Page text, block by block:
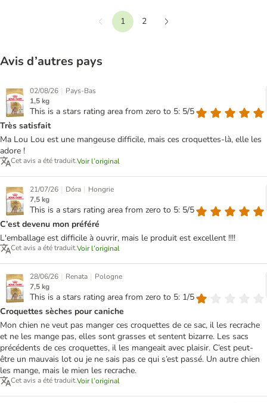
Précédent
1
2
Avis d’autres pays
02/08/26 | Pays-Bas
1,5 kg
This is a stars rating area from zero to 5: 5/5
Très satisfait
Ma Lou Lou est une mangeuse difficile, mais ces croquettes-là, elle les
adore !
Cet avis a été traduit.Voir l’original
21/07/26 | Dóra | Hongrie
7,5 kg
This is a stars rating area from zero to 5: 5/5
C’est devenu mon préféré
L'emballage est difficile à ouvrir, mais le produit est excellent !!!!
Cet avis a été traduit.Voir l’original
28/06/26 | Renata | Pologne
7,5 kg
This is a stars rating area from zero to 5: 1/5
Croquettes sèches pour caniche
Mon chien ne veut pas manger ces croquettes de ce sac, il les recrache
et ne les mange pas, elles sont grasses et sentent bizarre. Les sacs
précédents de ces croquettes, il les mangeait avec plaisir. C’est peut-
être un mauvais lot ou je ne sais pas ce qui s’est passé. Un autre chien
les mange, mais le mien les recrache.
Cet avis a été traduit.Voir l’original